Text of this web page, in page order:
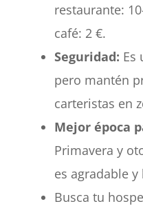
restaurante:
café: 2 €.
Seguridad: Es
pero mantén
carteristas en
Mejor época
Primavera y
es agradable
Busca tu